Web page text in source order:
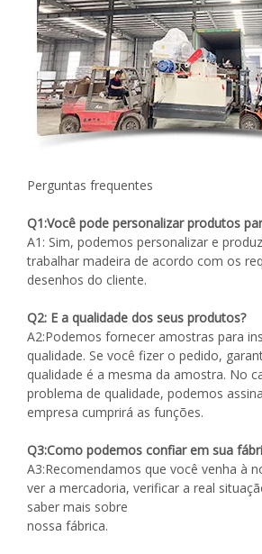
Perguntas frequentes
Q1:Você pode personalizar produtos
A1: Sim, podemos personalizar e
trabalhar madeira de acordo com os
desenhos do cliente.
Q2: E a qualidade dos seus produtos?
A2:Podemos fornecer amostras para
qualidade. Se você fizer o pedido,
qualidade é a mesma da amostra. No
problema de qualidade, podemos
empresa cumprirá as funções.
Q3:Como podemos confiar em sua
A3:Recomendamos que você venha à
ver a mercadoria, verificar a real
saber mais sobre
nossa fábrica.